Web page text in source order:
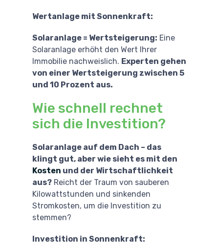
Wertanlage mit Sonnenkraft:
Solaranlage = Wertsteigerung: Eine
Solaranlage erhöht den Wert Ihrer
Immobilie nachweislich. Experten gehen
von einer Wertsteigerung zwischen 5
und 10 Prozent aus.
Wie schnell rechnet
sich die Investition?
Solaranlage auf dem Dach – das
klingt gut, aber wie sieht es mit den
Kosten und der Wirtschaftlichkeit
aus? Reicht der Traum von sauberen
Kilowattstunden und sinkenden
Stromkosten, um die Investition zu
stemmen?
Investition in Sonnenkraft: